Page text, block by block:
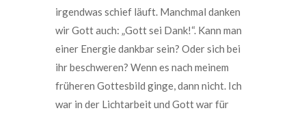
irgendwas schief läuft. Manchmal danken
wir Gott auch: „Gott sei Dank!“. Kann man
einer Energie dankbar sein? Oder sich bei
ihr beschweren? Wenn es nach meinem
früheren Gottesbild ginge, dann nicht. Ich
war in der Lichtarbeit und Gott war für